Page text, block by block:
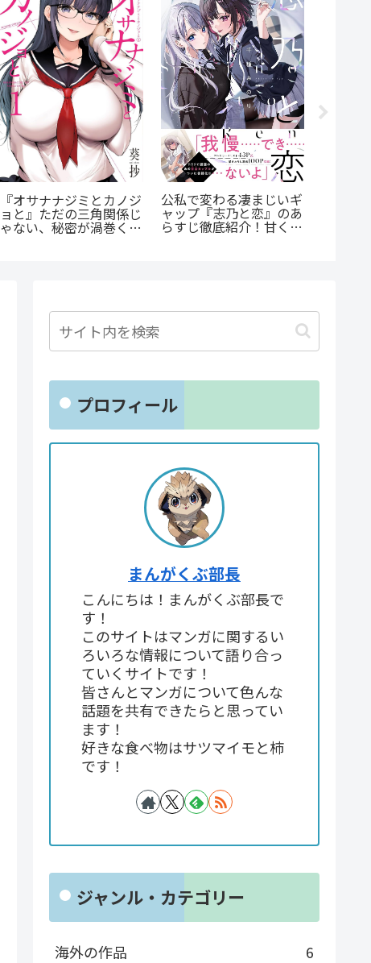
《65歳の老人が超人
に！？》『山岳超人マツ
オカ』のあらすじ紹介：
戦慄と謎に満ちた山岳殺
『幼児A』5歳の殺人
犯、その瞳の奥に潜む闇
とは？ 衝撃作を徹底解
プロフィール
まんがくぶ部長
こんにちは！まんがくぶ部長で
す！
このサイトはマンガに関するい
ろいろな情報について語り合っ
ていくサイトです！
皆さんとマンガについて色んな
話題を共有できたらと思ってい
ます！
好きな食べ物はサツマイモと柿
です！
ジャンル・カテゴリー
海外の作品
6